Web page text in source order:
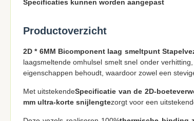
Specificaties kunnen worden aangepast
Productoverzicht
2D * 6MM Bicomponent laag smeltpunt
laagsmeltende omhulsel smelt snel onder
eigenschappen behoudt, waardoor zowel een
Met uitstekendeSpecificatie van de 2D-
mm ultra-korte snijlengtezorgt voor een